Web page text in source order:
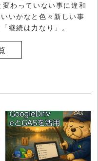
わっていない事に違和
いかなと色々新しい事
継続は力なり」。
READ MORE